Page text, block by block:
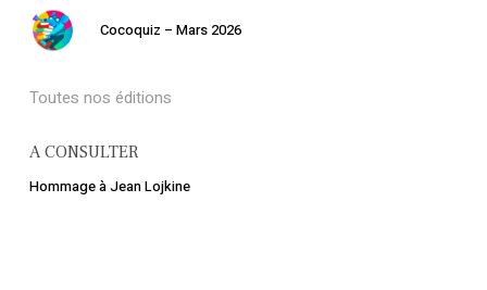
Cocoquiz – Mars 2026
Toutes nos éditions
A CONSULTER
Hommage à Jean Lojkine